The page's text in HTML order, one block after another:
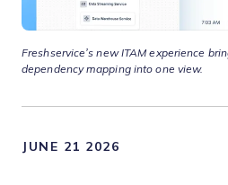
Freshservice’s new ITAM experience
dependency mapping into one view.
JUNE 21 2026